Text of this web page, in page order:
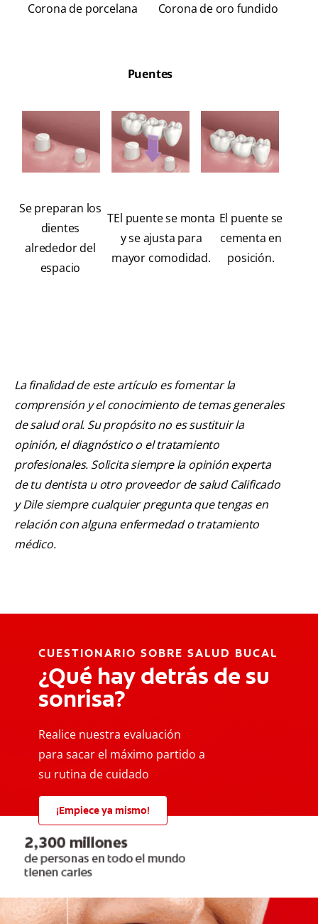
Corona de porcelana Corona de oro fundido
Puentes
Se preparan los
dientes
alrededor del
espacio
TEl puente se monta
y se ajusta para
mayor comodidad.
El puente se
cementa en
posición.
La finalidad de este artículo es fomentar la
comprensión y el conocimiento de temas generales
de salud oral. Su propósito no es sustituir la
opinión, el diagnóstico o el tratamiento
profesionales. Solicita siempre la opinión experta
de tu dentista u otro proveedor de salud Calificado
y Dile siempre cualquier pregunta que tengas en
relación con alguna enfermedad o tratamiento
médico.
CUESTIONARIO SOBRE SALUD BUCAL
¿Qué hay detrás de su
sonrisa?
Realice nuestra evaluación
para sacar el máximo partido a
su rutina de cuidado
¡Empiece ya mismo!